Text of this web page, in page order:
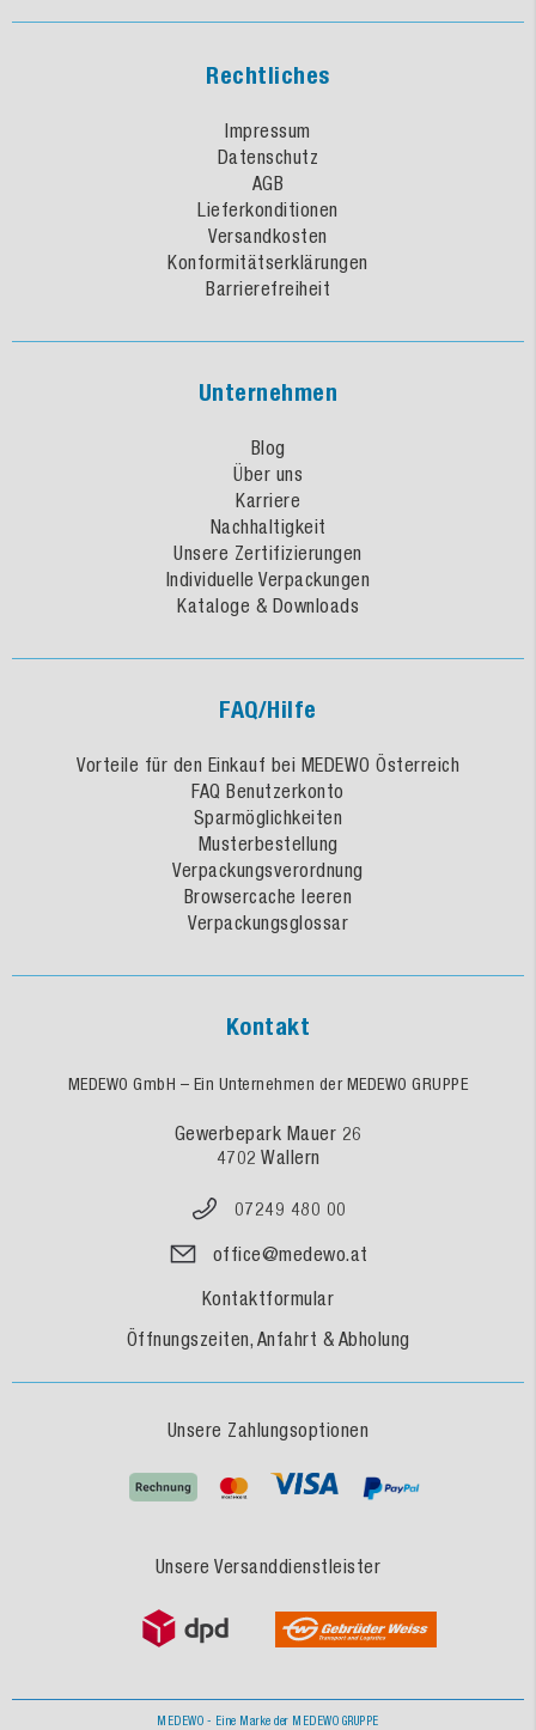
Rechtliches
Impressum
Datenschutz
AGB
Lieferkonditionen
Versandkosten
Konformitätserklärungen
Barrierefreiheit
Unternehmen
Blog
Über uns
Karriere
Nachhaltigkeit
Unsere Zertifizierungen
Individuelle Verpackungen
Kataloge & Downloads
FAQ/Hilfe
Vorteile für den Einkauf bei MEDEWO Österreich
FAQ Benutzerkonto
Sparmöglichkeiten
Musterbestellung
Verpackungsverordnung
Browsercache leeren
Verpackungsglossar
Kontakt
MEDEWO GmbH – Ein Unternehmen der MEDEWO GRUPPE
Gewerbepark Mauer 26
4702 Wallern
07249 480 00
office@medewo.at
Kontaktformular
Öffnungszeiten, Anfahrt & Abholung
Unsere Zahlungsoptionen
Unsere Versanddienstleister
MEDEWO - Eine Marke der MEDEWO GRUPPE